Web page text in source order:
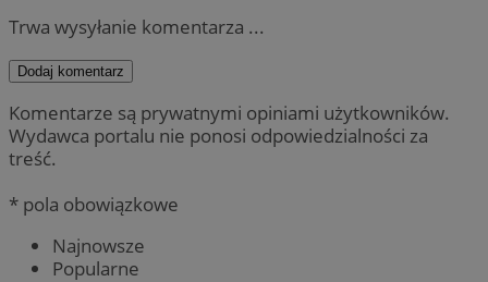
Trwa wysyłanie komentarza ...
Dodaj komentarz
Komentarze są prywatnymi opiniami użytkowników.
Wydawca portalu nie ponosi odpowiedzialności za
treść.
* pola obowiązkowe
Najnowsze
Popularne